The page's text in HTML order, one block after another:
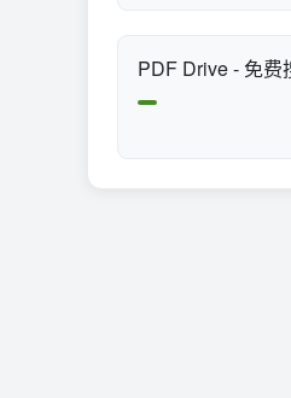
PDF Drive - 免费